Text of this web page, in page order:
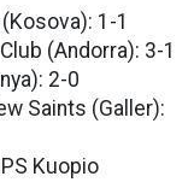
1-1
(Andorra): 3-1
2-0
Saints (Galler):
Kuopio